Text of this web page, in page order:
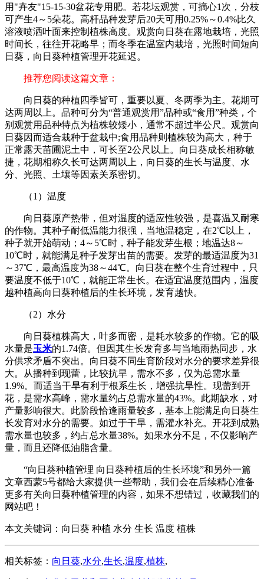
用"卉友"15-15-30盆花专用肥。若花坛观赏，可摘心1次，分枝
可产生4～5朵花。高杆品种发芽后20天可用0.25%～0.4%比久
溶液喷洒叶面来控制植株高度。观赏向日葵在露地栽培，光照
时间长，往往开花略早；而冬季在温室内栽培，光照时间短向
日葵，向日葵种植管理开花延迟。
推荐您阅读这篇文章：
向日葵的种植四季皆可，重要以夏、冬两季为主。花期可
达两周以上。品种可分为“普通观赏用”品种或“食用”种类，个
别观赏用品种特点为植株较矮小，通常不超过半公尺。观赏向
日葵因而适合栽种于盆栽中;食用品种则植株较为高大，种于
正常露天苗圃泥土中，可长至2公尺以上。向日葵成长相称敏
捷，花期相称久长可达两周以上，向日葵的生长与温度、水
分、光照、土壤等因素关系密切。
（1）温度
向日葵原产热带，但对温度的适应性较强，是喜温又耐寒
的作物。其种子耐低温能力很强，当地温稳定，在2℃以上，
种子就开始萌动；4～5℃时，种子能发芽生根；地温达8～
10℃时，就能满足种子发芽出苗的需要。发芽的最适温度为31
～37℃，最高温度为38～44℃。向日葵在整个生育过程中，只
要温度不低于10℃，就能正常生长。在适宜温度范围内，温度
越种植高向日葵种植后的生长环境，发育越快。
（2）水分
向日葵植株高大，叶多而密，是耗水较多的作物。它的吸
水量是玉米的1.74倍。但因其生长发育多与当地雨热同步，水
分供求矛盾不突出。向日葵不同生育阶段对水分的要求差异很
大。从播种到现蕾，比较抗旱，需水不多，仅为总需水量
1.9%。而适当干旱有利于根系生长，增强抗旱性。现蕾到开
花，是需水高峰，需水量约占总需水量的43%。此期缺水，对
产量影响很大。此阶段恰逢雨量较多，基本上能满足向日葵生
长发育对水分的需要。如过于干旱，需灌水补充。开花到成熟
需水量也较多，约占总水量38%。如果水分不足，不仅影响产
量，而且还降低油脂含量。
“向日葵种植管理 向日葵种植后的生长环境”和另外一篇
文章西蒙5号都给大家提供一些帮助，我们会在后续精心准备
更多有关向日葵种植管理的内容，如果不想错过，收藏我们的
网站吧！
本文关键词： 向日葵 种植 水分 生长 温度 植株
相关标签： 向日葵,水分,生长,温度,植株,